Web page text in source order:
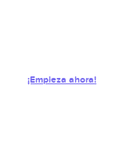
¡Empieza ahora!